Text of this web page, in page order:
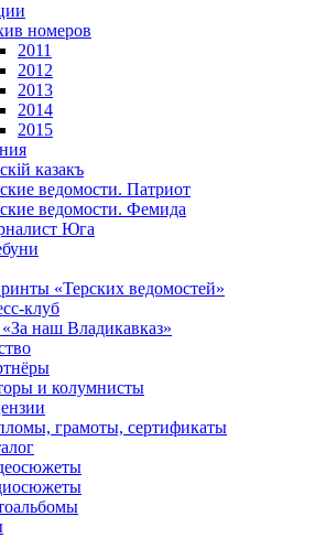
номеров
2011
2012
2013
2014
2015
казакъ
ведомости. Патриот
ведомости. Фемида
Юга
«Терских ведомостей»
клуб
наш Владикавказ»
и колумнисты
грамоты, сертификаты